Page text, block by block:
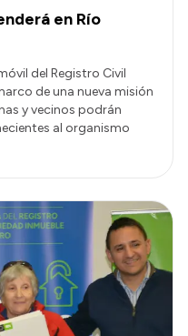
en Río
del Registro Civil
de una nueva misión
y vecinos podrán
al organismo